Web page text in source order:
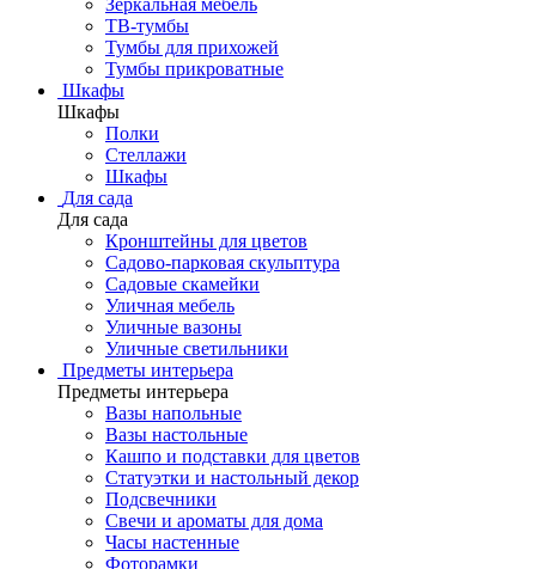
Зеркальная мебель
ТВ-тумбы
Тумбы для прихожей
Тумбы прикроватные
Шкафы
Шкафы
Полки
Стеллажи
Шкафы
Для сада
Для сада
Кронштейны для цветов
Садово-парковая скульптура
Садовые скамейки
Уличная мебель
Уличные вазоны
Уличные светильники
Предметы интерьера
Предметы интерьера
Вазы напольные
Вазы настольные
Кашпо и подставки для цветов
Статуэтки и настольный декор
Подсвечники
Свечи и ароматы для дома
Часы настенные
Фоторамки